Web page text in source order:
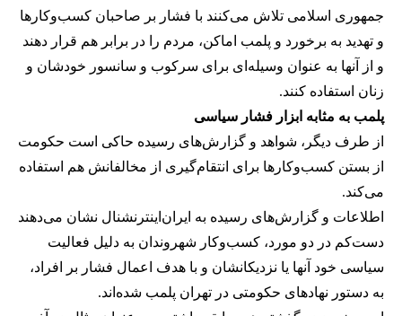
جمهوری اسلامی تلاش می‌کنند با فشار بر صاحبان کسب‌وکارها
و تهدید به برخورد و پلمب اماکن، مردم را در برابر هم قرار دهند
و از آنها به عنوان وسیله‌ای برای سرکوب و سانسور خودشان و
زنان استفاده کنند.
پلمب به مثابه ابزار فشار سیاسی
از طرف دیگر، شواهد و گزارش‌های رسیده حاکی است حکومت
از بستن کسب‌وکارها برای انتقام‌گیری از مخالفانش هم استفاده
می‌کند.
اطلاعات و گزارش‌های رسیده به ایران‌اینترنشنال نشان می‌دهند
دست‌کم در دو مورد، کسب‌وکار شهروندان به دلیل فعالیت
سیاسی خود آنها یا نزدیکانشان و با هدف اعمال فشار بر افراد،
به دستور نهادهای حکومتی در تهران پلمب شده‌اند.